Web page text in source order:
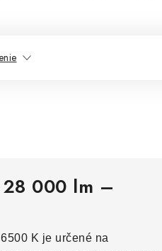
000 lm –
K je určené na